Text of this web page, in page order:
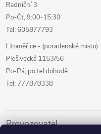
Radniční 3
Po-Čt, 9:00-15:30
Tel: 605877793
Litoměřice - (poradenské místo)
Plešivecká 1153/56
Po-Pá, po tel dohodě
Tel: 777878338
Provozovatel